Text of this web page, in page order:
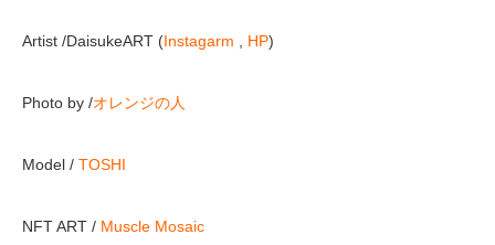
Artist /DaisukeART (Instagarm HP)
Photo by /オレンジの人
Model / TOSHI
NFT ART / Muscle Mosaic